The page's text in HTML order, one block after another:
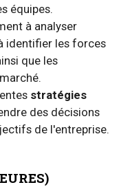
équipes.
à analyser
identifier les forces
que les
stratégies
des décisions
de l'entreprise.